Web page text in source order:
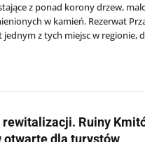
z ponad korony drzew,
w kamień. Rezerwat
z tych miejsc w regionie,
rewitalizacji. Ruiny
otwarte dla turystów